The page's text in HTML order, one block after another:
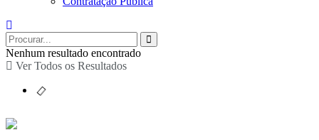
Nenhum resultado encontrado
Ver Todos os Resultados